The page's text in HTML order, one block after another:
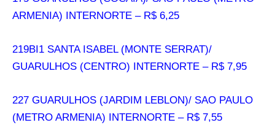
ARMENIA) INTERNORTE – R$ 6,25
219BI1 SANTA ISABEL (MONTE SERRAT)/
GUARULHOS (CENTRO) INTERNORTE – R$ 7,95
227 GUARULHOS (JARDIM LEBLON)/ SAO PAULO
(METRO ARMENIA) INTERNORTE – R$ 7,55